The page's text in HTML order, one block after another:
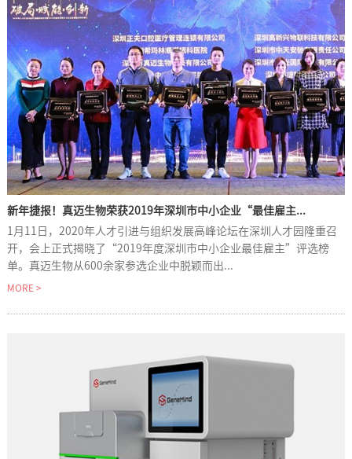
新年捷报！真迈生物荣获2019年深圳市中小企业“最佳雇主...
1月11日，2020年人才引进与组织发展高峰论坛在深圳人才园隆重召
开，会上正式揭晓了“2019年度深圳市中小企业最佳雇主”评选榜
单。真迈生物从600余家参选企业中脱颖而出...
MORE >